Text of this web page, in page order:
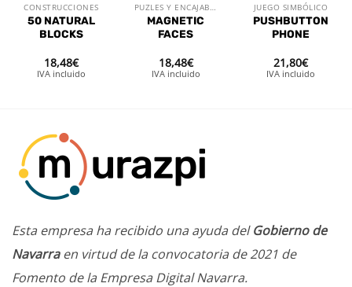
CONSTRUCCIONES
50 NATURAL
BLOCKS
18,48€
IVA incluido
PUZLES Y ENCAJABLES
MAGNETIC
FACES
18,48€
IVA incluido
JUEGO SIMBÓLICO
PUSHBUTTON
PHONE
21,80€
IVA incluido
Esta empresa ha recibido una ayuda delGobierno de
Navarraen virtud de la convocatoria de 2021 de
Fomento de la Empresa Digital Navarra.